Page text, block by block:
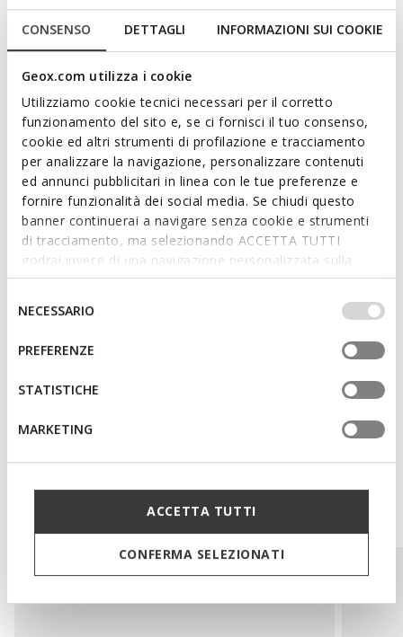
CONSENSO DETTAGLI INFORMAZIONI SUI COOKIE
Geox.com utilizza i cookie
Utilizziamo cookie tecnici necessari per il corretto
funzionamento del sito e, se ci fornisci il tuo consenso,
cookie ed altri strumenti di profilazione e tracciamento
per analizzare la navigazione, personalizzare contenuti
ed annunci pubblicitari in linea con le tue preferenze e
fornire funzionalità dei social media. Se chiudi questo
banner continuerai a navigare senza cookie e strumenti
di tracciamento, ma selezionando ACCETTA TUTTI
godrai invece di una navigazione personalizzata sulla
base dei tuoi gusti ed interessi. Selezionando
IMPOSTAZIONI potrai anche scegliere quali cookies ed
altri strumenti di tracciamento autorizzare. Per maggiori
informazioni o per modificare in qualsiasi momento le
tue impostazioni, visita la nostra
del
consenso
NECESSARIO
PREFERENZE
STATISTICHE
MARKETING
ACCETTA TUTTI
CONFERMA SELEZIONATI
design.Entirely made from navy-blue mesh with neon-orange
detailing, Wader is a breathable sandal which is perfect for
light-hearted outdoor fun and games. It also has a toe and
heel guard and can be worn in and out of the water.
Features
Water-friendly footwear made using quick-drying
materials
Quick and easy to put on
Reinforced toe and heel
You may also like